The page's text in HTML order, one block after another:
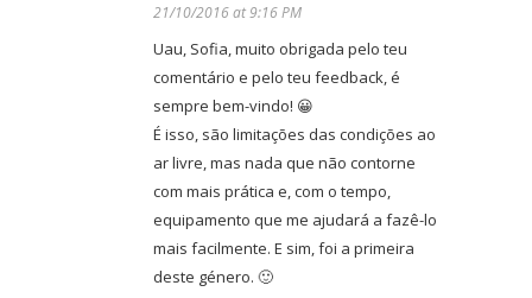
21/10/2016 at 9:16 PM
Uau, Sofia, muito obrigada pelo teu
comentário e pelo teu feedback, é
sempre bem-vindo! 😀
É isso, são limitações das condições ao
ar livre, mas nada que não contorne
com mais prática e, com o tempo,
equipamento que me ajudará a fazê-lo
mais facilmente. E sim, foi a primeira
deste género. 🙂